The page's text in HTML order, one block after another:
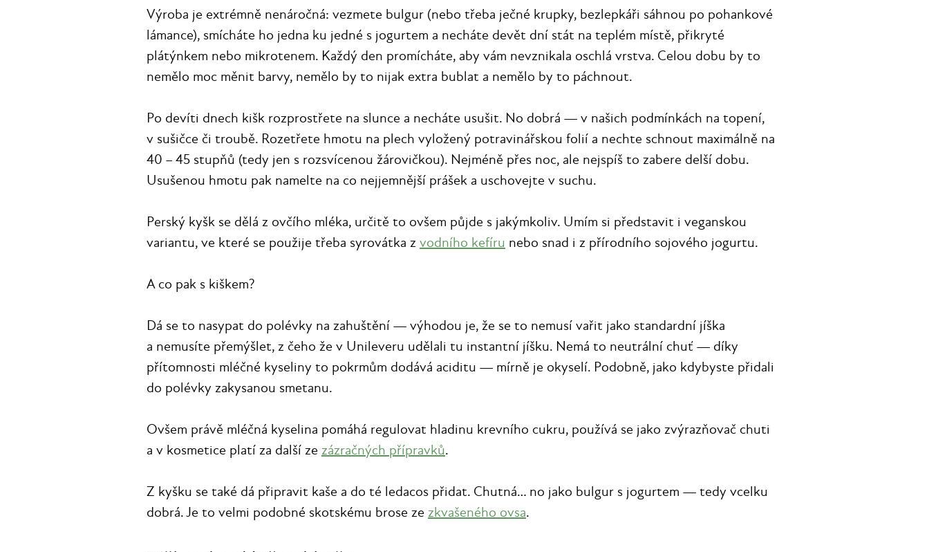
Výroba je extrémně nenáročná: vezmete bulgur (nebo třeba ječné krupky, bezlepkáři sáhnou po pohankové
lámance), smícháte ho jedna ku jedné s jogurtem a necháte devět dní stát na teplém místě, přikryté
plátýnkem nebo mikrotenem. Každý den promícháte, aby vám nevznikala oschlá vrstva. Celou dobu by to
nemělo moc měnit barvy, nemělo by to nijak extra bublat a nemělo by to páchnout.
Po devíti dnech kišk rozprostřete na slunce a necháte usušit. No dobrá — v našich podmínkách na topení,
v sušičce či troubě. Rozetřete hmotu na plech vyložený potravinářskou folií a nechte schnout maximálně na
40 – 45 stupňů (tedy jen s rozsvícenou žárovičkou). Nejméně přes noc, ale nejspíš to zabere delší dobu.
Usušenou hmotu pak namelte na co nejjemnější prášek a uschovejte v suchu.
Perský kyšk se dělá z ovčího mléka, určitě to ovšem půjde s jakýmkoliv. Umím si představit i veganskou
variantu, ve které se použije třeba syrovátka z vodního kefíru nebo snad i z přírodního sojového jogurtu.
A co pak s kiškem?
Dá se to nasypat do polévky na zahuštění — výhodou je, že se to nemusí vařit jako standardní jíška
a nemusíte přemýšlet, z čeho že v Unileveru udělali tu instantní jíšku. Nemá to neutrální chuť — díky
přítomnosti mléčné kyseliny to pokrmům dodává aciditu — mírně je okyselí. Podobně, jako kdybyste přidali
do polévky zakysanou smetanu.
Ovšem právě mléčná kyselina pomáhá regulovat hladinu krevního cukru, používá se jako zvýrazňovač chuti
a v kosmetice platí za další ze zázračných přípravků.
Z kyšku se také dá připravit kaše a do té ledacos přidat. Chutná… no jako bulgur s jogurtem — tedy vcelku
dobrá. Je to velmi podobné skotskému brose ze zkvašeného ovsa.